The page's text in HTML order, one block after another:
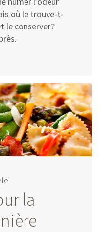
où le trouve-t-
le conserver ?
la